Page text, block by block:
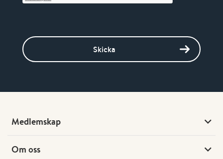
Skicka
Medlemskap
Om oss